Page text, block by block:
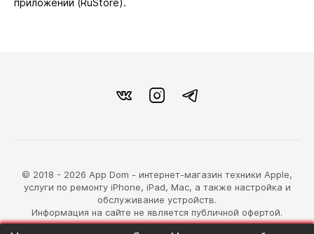
приложений (RuStore).
© 2018 - 2026 App Dom - интернет-магазин техники Apple,
услуги по ремонту iPhone, iPad, Mac, а также настройка и
обслуживание устройств.
Информация на сайте не является публичной офертой.